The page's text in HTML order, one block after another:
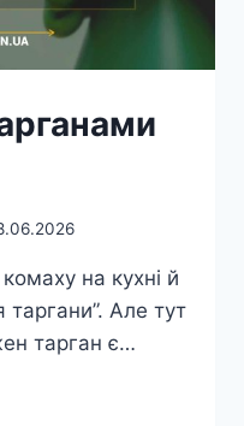
на кухні й
Але тут
тарган є…